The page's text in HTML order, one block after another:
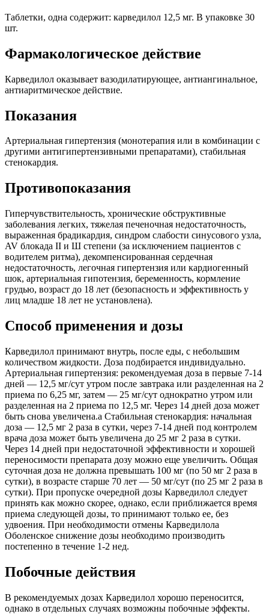
Таблетки, одна содержит: карведилол 12,5 мг. В упаковке 30
шт.
Фармакологическое действие
Карведилол оказывает вазодилатирующее, антиангинальное,
антиаритмическое действие.
Показания
Артериальная гипертензия (монотерапия или в комбинации с
другими антигипертензивными препаратами), стабильная
стенокардия.
Противопоказания
Гиперчувствительность, хронические обструктивные
заболевания легких, тяжелая печеночная недостаточность,
выраженная брадикардия, синдром слабости синусового узла,
AV блокада II и Ш степени (за исключением пациентов с
водителем ритма), декомпенсированная сердечная
недостаточность, легочная гипертензия или кардиогенный
шок, артериальная гипотензия, беременность, кормление
грудью, возраст до 18 лет (безопасность и эффективность у
лиц младше 18 лет не установлена).
Способ применения и дозы
Карведилол принимают внутрь, после еды, с небольшим
количеством жидкости. Доза подбирается индивидуально.
Артериальная гипертензия: рекомендуемая доза в первые 7-14
дней — 12,5 мг/сут утром после завтрака или разделенная на 2
приема по 6,25 мг, затем — 25 мг/сут однократно утром или
разделенная на 2 приема по 12,5 мг. Через 14 дней доза может
быть снова увеличена.а Стабильная стенокардия: начальная
доза — 12,5 мг 2 раза в сутки, через 7-14 дней под контролем
врача доза может быть увеличена до 25 мг 2 раза в сутки.
Через 14 дней при недостаточной эффективности и хорошей
переносимости препарата дозу можно еще увеличить. Общая
суточная доза не должна превышать 100 мг (по 50 мг 2 раза в
сутки), в возрасте старше 70 лет — 50 мг/сут (по 25 мг 2 раза в
сутки). При пропуске очередной дозы Карведилол следует
принять как можно скорее, однако, если приближается время
приема следующей дозы, то принимают только ее, без
удвоения. При необходимости отмены Карведилола
Оболенское снижение дозы необходимо производить
постепенно в течение 1-2 нед.
Побочные действия
В рекомендуемых дозах Карведилол хорошо переносится,
однако в отдельных случаях возможны побочные эффекты.